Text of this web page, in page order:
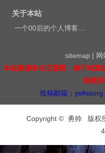
关于本站
一个00后的个人博客....
sitemap | 网
本站资源来自互联网，将不对其
间联
投稿邮箱：
Copyright © 勇帅 版权